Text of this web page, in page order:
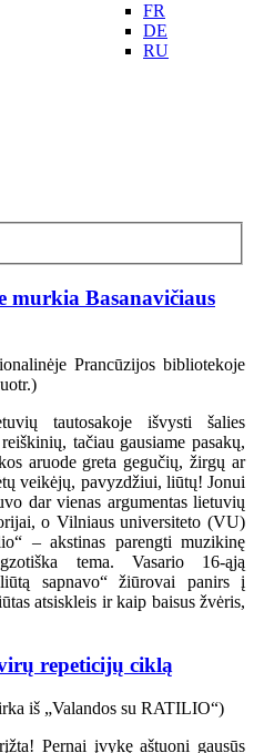
FR
DE
RU
murkia Basanavičiaus
tautosakoje išvysti šalies
tačiau gausiame pasakų,
aruode greta gegučių, žirgų ar
veikėjų, pavyzdžiui, liūtų! Jonui
dar vienas argumentas lietuvių
o Vilniaus universiteto (VU)
– akstinas parengti muzikinę
tema. Vasario 16-ąją
sapnavo“ žiūrovai panirs į
atsiskleis ir kaip baisus žvėris,
repeticijų ciklą
Pernai įvykę aštuoni gausūs